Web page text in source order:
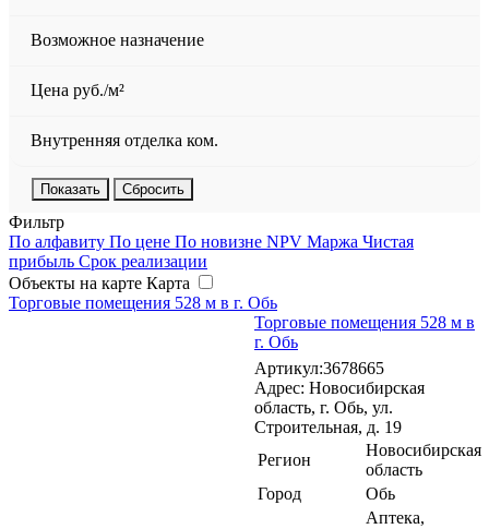
Возможное назначение
Цена руб./м²
Внутренняя отделка ком.
Сбросить
Фильтр
По алфавиту По цене По новизне NPV Маржа Чистая
прибыль Срок реализации
Объекты на карте Карта
Торговые помещения 528 м в г. Обь
Торговые помещения 528 м в
г. Обь
Артикул:3678665
Адрес: Новосибирская
область, г. Обь, ул.
Строительная, д. 19
Регион
Новосибирская
область
Город
Обь
Аптека,